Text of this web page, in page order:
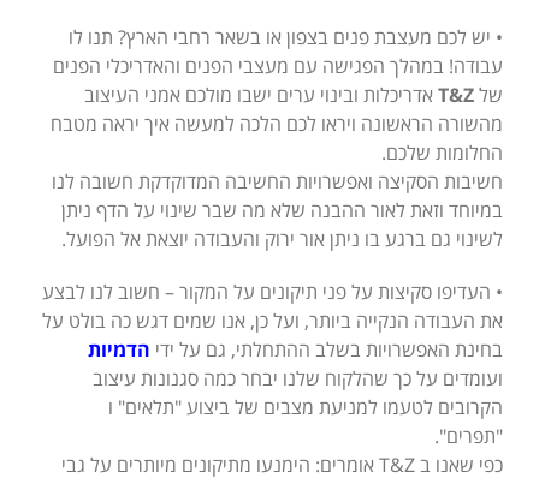
• יש לכם מעצבת פנים בצפון או בשאר רחבי הארץ? תנו לו
עבודה! במהלך הפגישה עם מעצבי הפנים והאדריכלי הפנים
שלT&Z אדריכלות ובינוי ערים ישבו מולכם אמני העיצוב
מהשורה הראשונה ויראו לכם הלכה למעשה איך יראה מטבח
החלומות שלכם.
חשיבות הסקיצה ואפשרויות החשיבה המדוקדקת חשובה לנו
במיוחד וזאת לאור ההבנה שלא מה שבר שינוי על הדף ניתן
לשינוי גם ברגע בו ניתן אור ירוק והעבודה יוצאת אל הפועל.
• העדיפו סקיצות על פני תיקונים על המקור – חשוב לנו לבצע
את העבודה הנקייה ביותר, ועל כן, אנו שמים דגש כה בולט על
בחינת האפשרויות בשלב ההתחלתי, גם על ידי הדמיות
ועומדים על כך שהלקוח שלנו יבחר כמה סגנונות עיצוב
הקרובים לטעמו למניעת מצבים של ביצוע "תלאים" ו
"תפרים".
כפי שאנו ב T&Z אומרים: הימנעו מתיקונים מיותרים על גבי